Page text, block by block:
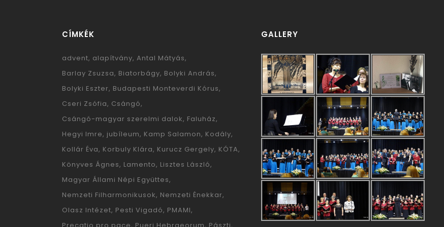
CÍMKÉK
advent alapítvány Antal Mátyás
Barlay Zsuzsa Biatorbágy Bolyki András
Bolyki Eszter Budapesti Monteverdi Kórus
Cseri Zsófia Csángó
Csángó-magyar szerelmi dalok Faluház
Hegyi Imre jubíleum Kamp Salamon Kodály
Kollár Éva Korbuly Klára Kurucz Gergely KÓTA
Könyves Ágnes Lamento Lisztes László
Magyar Állami Népi Együttes
Nemzeti Filharmonikusok Nemzeti Énekkar
Olasz Intézet Pesti Vigadó PMAMI
GALLERY